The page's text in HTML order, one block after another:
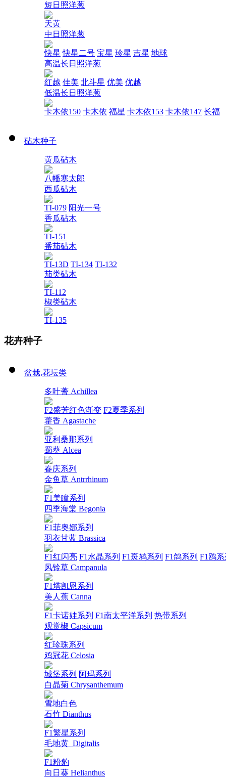
短日照洋葱
天黄
中日照洋葱
快星 快星二号 宝星 珍星 吉星 地球
高温长日照洋葱
红越 佳美 北斗星 优美 优越
低温长日照洋葱
卡木依150 卡木依 福星 卡木依153 卡木依147 长福
砧木种子
黄瓜砧木
八幡寒太郎
西瓜砧木
TI-079 阳光一号
香瓜砧木
TI-151
番茄砧木
TI-13D TI-134 TI-132
茄类砧木
TI-112
椒类砧木
TI-135
花卉种子
盆栽,花坛类
多叶蓍 Achillea
F2盛芳红色渐变 F2夏季系列
藿香 Agastache
亚利桑那系列
蜀葵 Alcea
春庆系列
金鱼草 Antrrhinum
F1美瞳系列
四季海棠 Begonia
F1菲奥娜系列
羽衣甘蓝 Brassica
F1红闪亮 F1水晶系列 F1斑鸫系列 F1鸽系列 F1鸥
风铃草 Campanula
F1塔凯恩系列
美人蕉 Canna
F1卡诺娃系列 F1南太平洋系列 热带系列
观赏椒 Capsicum
红珍珠系列
鸡冠花 Celosia
城堡系列 阿玛系列
白晶菊 Chrysanthemum
雪地白色
石竹 Dianthus
F1繁星系列
毛地黄_Digitalis
F1粉豹
向日葵 Helianthus